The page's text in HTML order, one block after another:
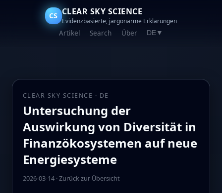
CS CLEAR SKY SCIENCE
Evidenzbasierte, jargonarme Erklärungen
Artikel Search Über DE▼
CLEAR SKY SCIENCE · DE
Untersuchung der
Auswirkung von Diversität in
Finanzökosystemen auf neue
Energiesysteme
2026-03-14·Zurück zur Übersicht